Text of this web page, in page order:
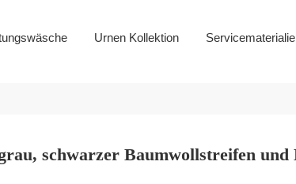
Urnen Kollektion
schwarzer Baumwollstreifen und